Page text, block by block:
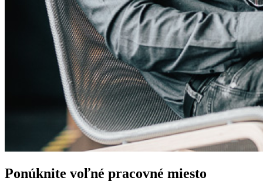
Ponúknite voľné pracovné miesto